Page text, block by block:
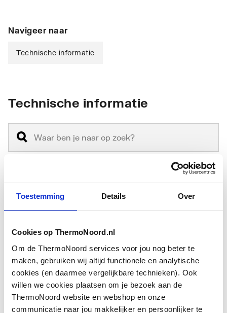
Toestemming Details Over
Cookies op ThermoNoord.nl
Om de ThermoNoord services voor jou nog beter te
maken, gebruiken wij altijd functionele en analytische
cookies (en daarmee vergelijkbare technieken). Ook
willen we cookies plaatsen om je bezoek aan de
ThermoNoord website en webshop en onze
communicatie naar jou makkelijker en persoonlijker te
Navigeer naar
Technische informatie
Technische informatie
aansluiting 1
Nom. diameter
aansluiting 2
16 mm
Nom. diameter
aansluiting 3
16 mm
Toon meer